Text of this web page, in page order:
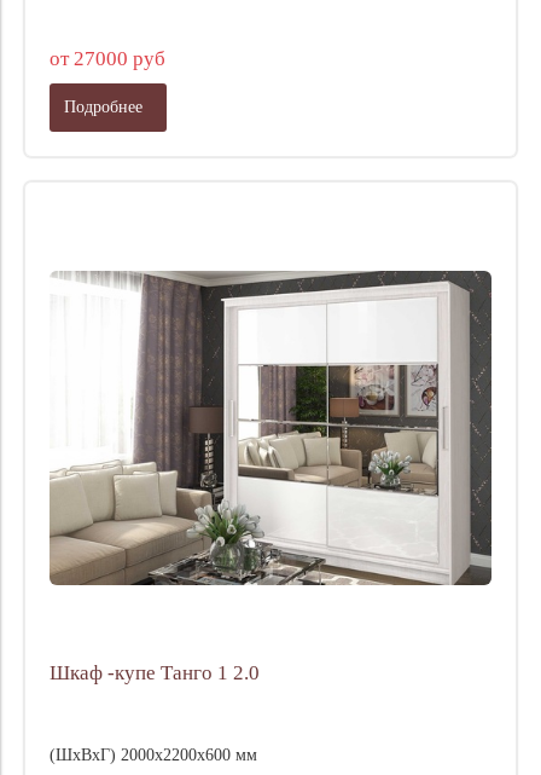
от 27000 руб
Подробнее
Шкаф -купе Танго 1 2.0
(ШхВхГ) 2000х2200х600 мм